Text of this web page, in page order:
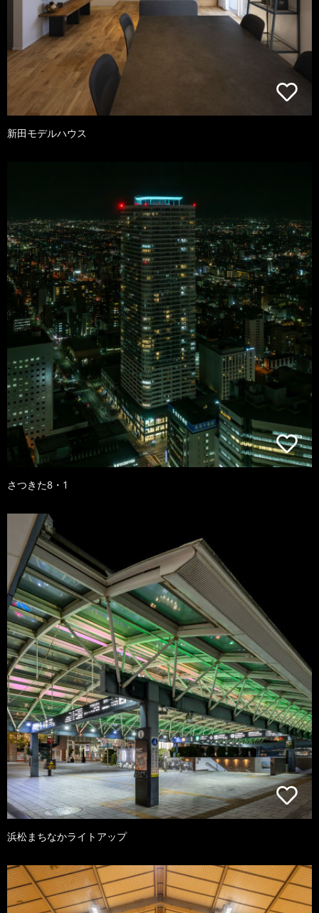
新田モデルハウス
さつきた8・1
浜松まちなかライトアップ